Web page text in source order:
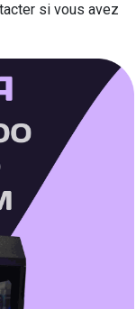
si vous avez